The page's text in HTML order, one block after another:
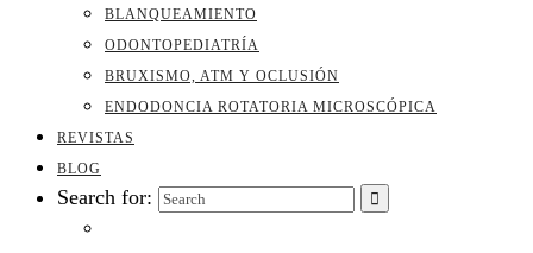
BLANQUEAMIENTO
ODONTOPEDIATRÍA
BRUXISMO, ATM Y OCLUSIÓN
ENDODONCIA ROTATORIA MICROSCÓPICA
REVISTAS
BLOG
Search for: